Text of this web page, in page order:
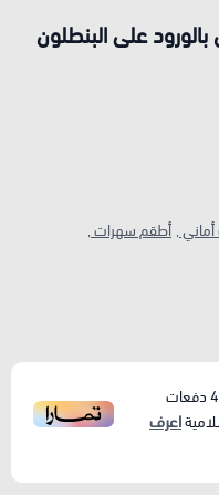
على البنطلون
, أطقم سهرات ,
4دفعات
اعرف